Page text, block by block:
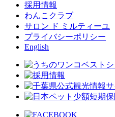
採用情報
わんこクラブ
サロン ド ミルティーユ
プライバシーポリシー
English